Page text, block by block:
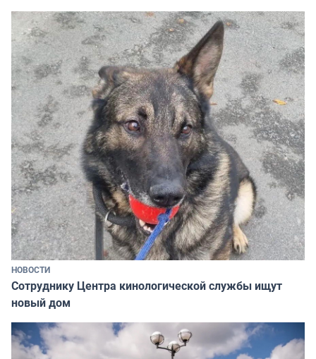
НОВОСТИ
Сотруднику Центра кинологической службы ищут
новый дом